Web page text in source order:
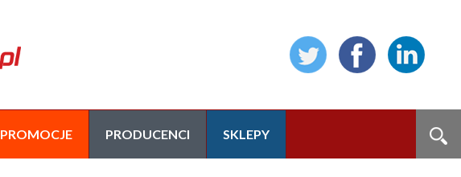
PROMOCJE PRODUCENCI SKLEPY